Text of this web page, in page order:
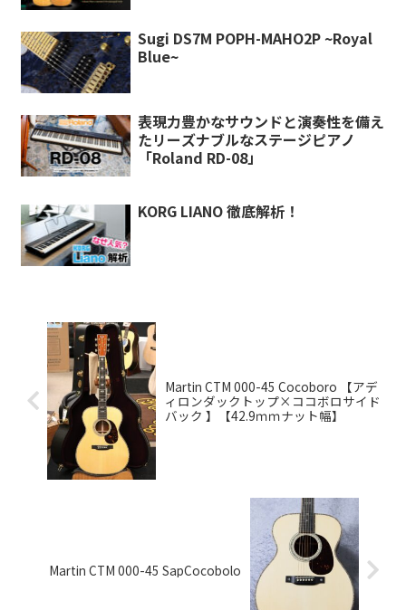
Sugi DS7M POPH-MAHO2P ~Royal
Blue~
表現力豊かなサウンドと演奏性を備え
たリーズナブルなステージピアノ
「Roland RD-08」
KORG LIANO 徹底解析！
Martin CTM 000-45 SapCocobolo
Martin CTM 000-45 Cocoboro 【アデ
ィロンダックトップ×ココボロサイド
バック 】【42.9ｍｍナット幅】